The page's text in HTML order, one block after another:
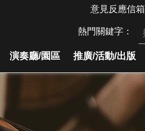
意見反應信箱
熱門關鍵字
演奏廳/園區 推廣/活動/出版